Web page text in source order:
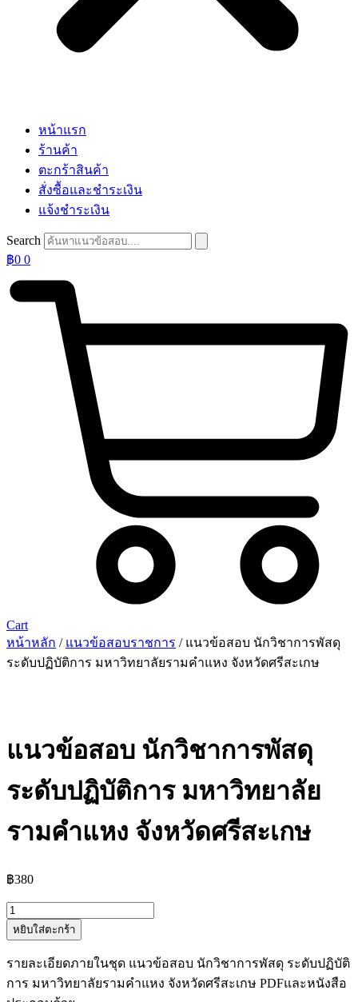
หน้าแรก
ร้านค้า
ตะกร้าสินค้า
สั่งซื้อและชำระเงิน
แจ้งชำระเงิน
Search
฿0 0
Cart
หน้าหลัก / แนวข้อสอบราชการ / แนวข้อสอบ นักวิชาการพัสดุ
ระดับปฏิบัติการ มหาวิทยาลัยรามคำแหง จังหวัดศรีสะเกษ
แนวข้อสอบ นักวิชาการพัสดุ
ระดับปฏิบัติการ มหาวิทยาลัย
รามคำแหง จังหวัดศรีสะเกษ
฿380
จำนวน
แนว
นัก
วิชาการ
หยิบใส่ตะกร้า
รายละเอียดภายในชุด แนวข้อสอบ นักวิชาการพัสดุ ระดับปฏิบัติ
การ มหาวิทยาลัยรามคำแหง จังหวัดศรีสะเกษ PDFและหนังสือ